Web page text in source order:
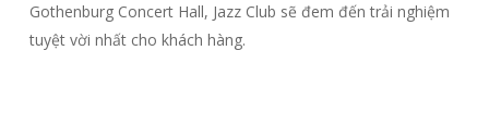
Gothenburg Concert Hall, Jazz Club sẽ đem đến trải nghiệm
tuyệt vời nhất cho khách hàng.